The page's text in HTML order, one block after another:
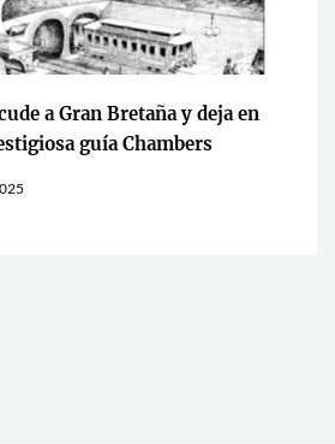
a Gran Bretaña y deja en
guía Chambers